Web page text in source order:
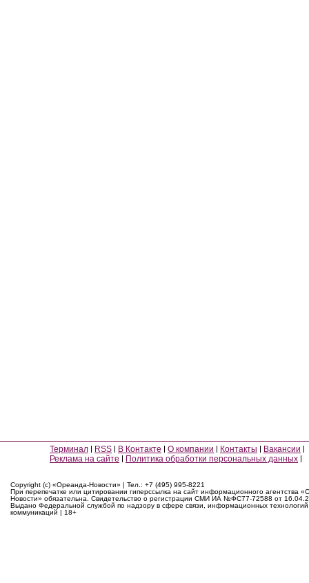
Терминал RSS В Контакте О компании Контакты
Вакансии
Реклама на сайте
Политика обработки персональных данных
Copyright (c) «Ореанда-Новости» | Тел.: +7 (495) 995-8221
При перепечатке или цитировании гиперссылка на сайт информационного агентства
Новости» обязательна. Свидетельство о регистрации СМИ ИА №ФС77-72588 от
Выдано Федеральной службой по надзору в сфере связи, информационных
коммуникаций | 18+